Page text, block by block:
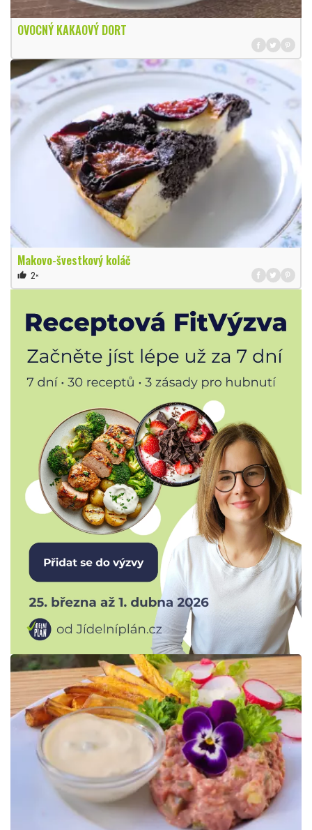
OVOCNÝ KAKAOVÝ DORT
Makovo-švestkový koláč
thumb_up 2×